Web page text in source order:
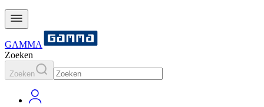
GAMMA
Zoeken
Zoeken